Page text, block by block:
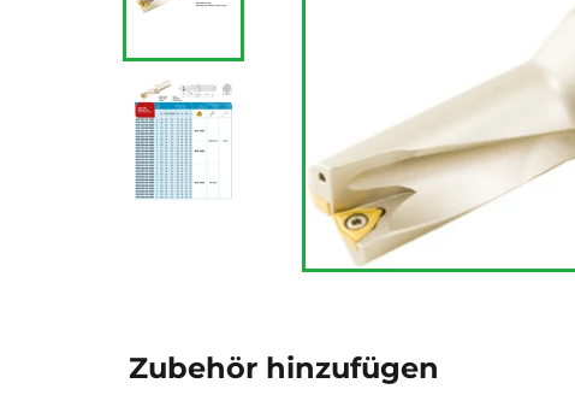
Zubehör hinzufügen